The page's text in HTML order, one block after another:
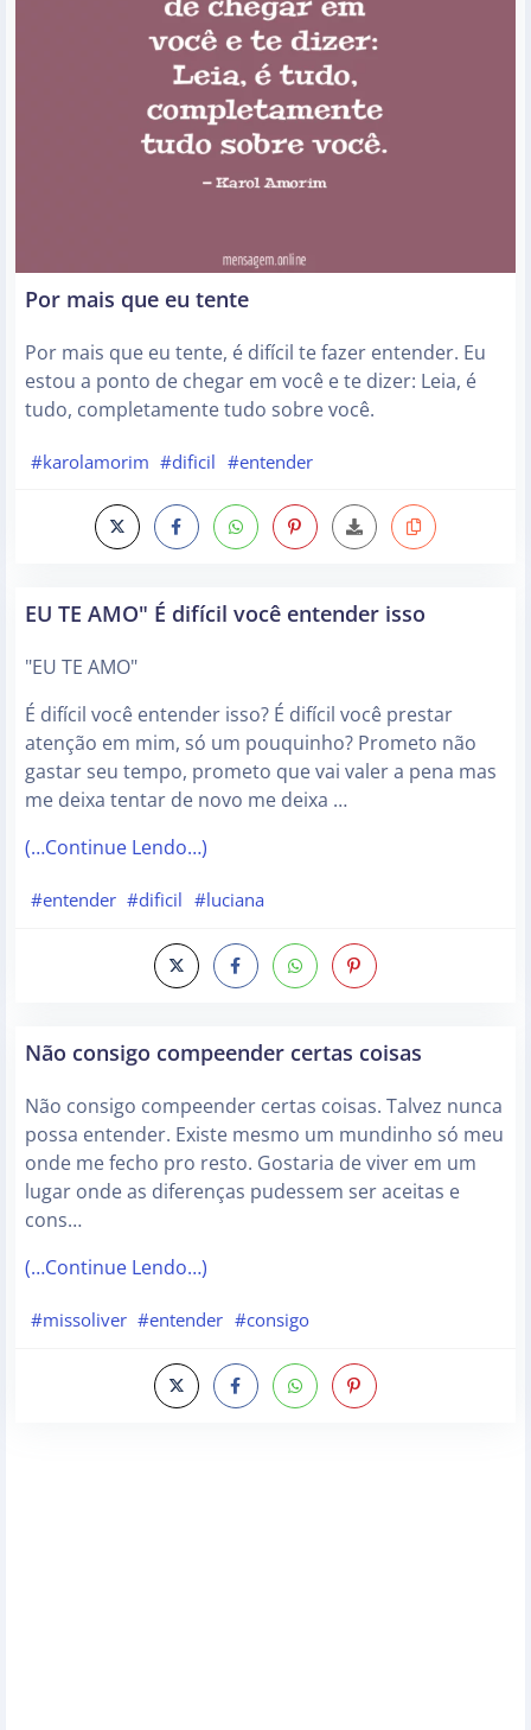
Por mais que eu tente
Por mais que eu tente, é difícil te fazer entender. Eu
estou a ponto de chegar em você e te dizer: Leia, é
tudo, completamente tudo sobre você.
#karolamorim #dificil #entender
EU TE AMO" É difícil você entender isso
"EU TE AMO"
É difícil você entender isso? É difícil você prestar
atenção em mim, só um pouquinho? Prometo não
gastar seu tempo, prometo que vai valer a pena mas
me deixa tentar de novo me deixa …
(…Continue Lendo…)
#entender #dificil #luciana
Não consigo compeender certas coisas
Não consigo compeender certas coisas. Talvez nunca
possa entender. Existe mesmo um mundinho só meu
onde me fecho pro resto. Gostaria de viver em um
lugar onde as diferenças pudessem ser aceitas e
cons…
(…Continue Lendo…)
#missoliver #entender #consigo